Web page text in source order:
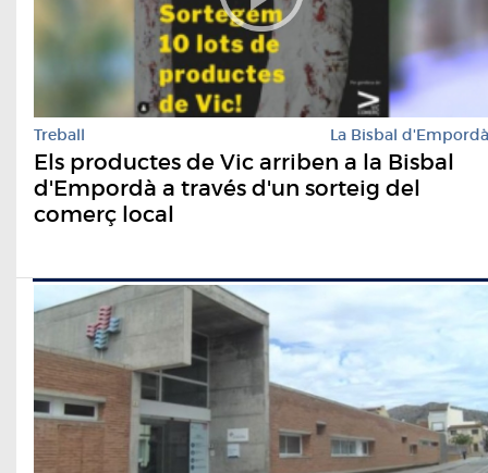
Treball La Bisbal d'Empordà
Els productes de Vic arriben a la Bisbal
d'Empordà a través d'un sorteig del
comerç local